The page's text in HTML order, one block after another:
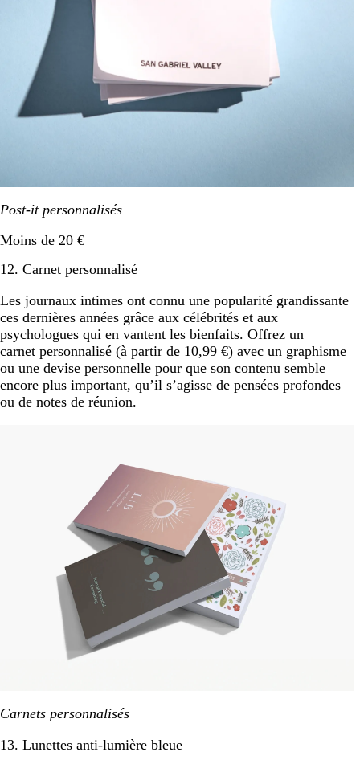
Post-it personnalisés
Moins de 20 €
12. Carnet personnalisé
Les journaux intimes ont connu une popularité grandissante
ces dernières années grâce aux célébrités et aux
psychologues qui en vantent les bienfaits. Offrez un
carnet personnalisé (à partir de 10,99 €) avec un graphisme
ou une devise personnelle pour que son contenu semble
encore plus important, qu’il s’agisse de pensées profondes
ou de notes de réunion.
Carnets personnalisés
13. Lunettes anti-lumière bleue